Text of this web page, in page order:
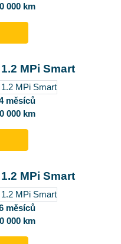
000 km
MPi Smart
měsíců
000 km
MPi Smart
měsíců
000 km